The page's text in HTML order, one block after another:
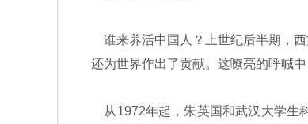
谁来养活中国人？上世纪后半期，西
还为世界作出了贡献。这嘹亮的呼喊中
从1972年起，朱英国和武汉大学生